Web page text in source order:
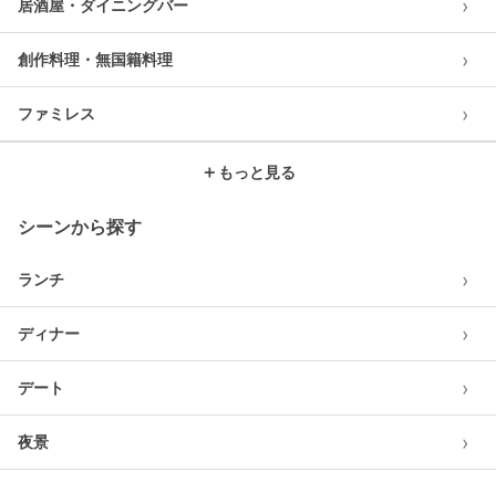
居酒屋・ダイニングバー ›
創作料理・無国籍料理 ›
ファミレス ›
＋ もっと見る
シーンから探す
ランチ ›
ディナー ›
デート ›
夜景 ›